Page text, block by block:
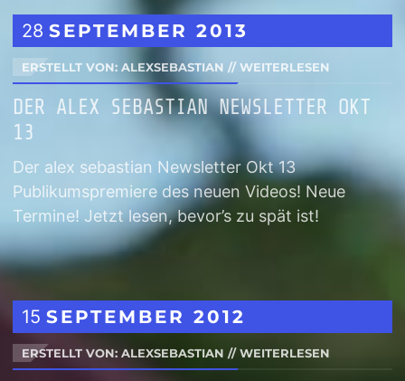
28SEPTEMBER2013
ERSTELLT VON: ALEXSEBASTIAN //WEITERLESEN
DER ALEX SEBASTIAN NEWSLETTER OKT
13
Der alex sebastian Newsletter Okt 13
Publikumspremiere des neuen Videos! Neue
Termine! Jetzt lesen, bevor’s zu spät ist!
15SEPTEMBER2012
ERSTELLT VON: ALEXSEBASTIAN //WEITERLESEN